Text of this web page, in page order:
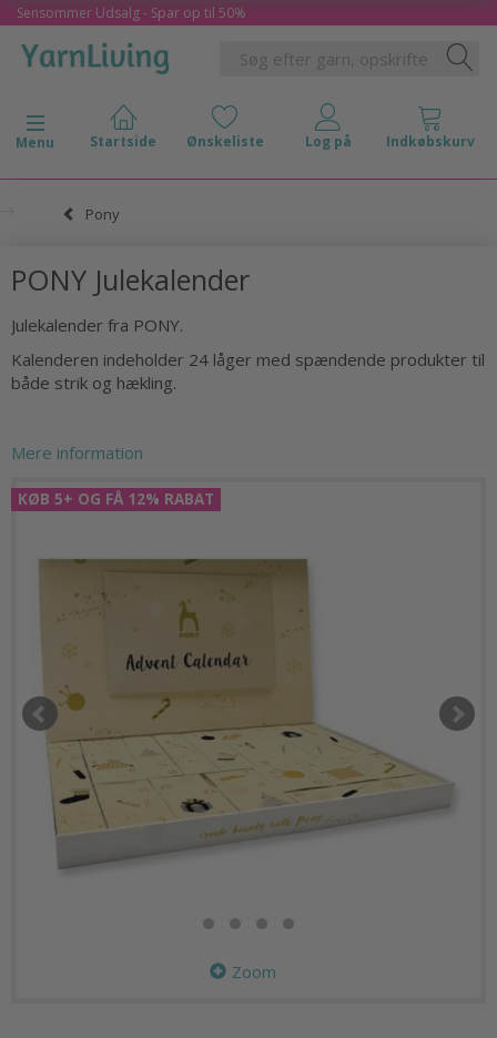
Sensommer Udsalg - Spar op til 50%
Skifte navigation
Menu
Pony
PONY Julekalender
Julekalender fra PONY.
Kalenderen indeholder 24 låger med spændende produkter til
både strik og hækling.
Mere information
KØB 5+ OG FÅ 12% RABAT
Zoom